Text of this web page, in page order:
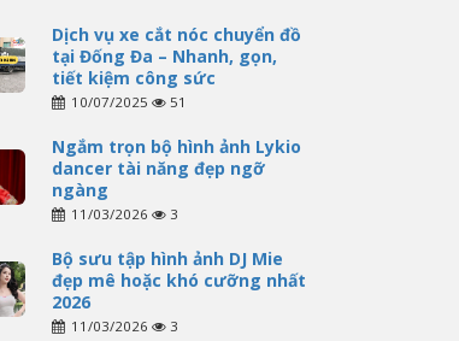
Dịch vụ xe cắt nóc chuyển đồ
tại Đống Đa – Nhanh, gọn,
tiết kiệm công sức
10/07/2025 51
Ngắm trọn bộ hình ảnh Lykio
dancer tài năng đẹp ngỡ
ngàng
11/03/2026 3
Bộ sưu tập hình ảnh DJ Mie
đẹp mê hoặc khó cưỡng nhất
2026
11/03/2026 3